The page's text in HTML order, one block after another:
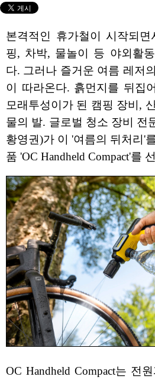
본격적인 휴가철이 시작되
핑, 차박, 물놀이 등 야외활
다. 그러나 즐거운 여름 레저
이 따라온다. 흙먼지를 뒤집
모래투성이가 된 캠핑 장비,
물의 발. 글로벌 청소 장비 전
황영권)가 이 '여름의 뒤처리'
품 'OC Handheld Compact'를
OC Handheld Compact는 전